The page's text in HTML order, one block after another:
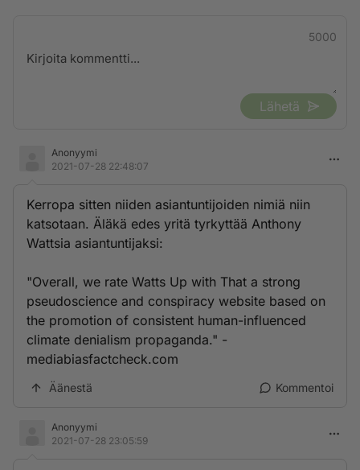
5000
Lähetä
Anonyymi
2021-07-28 22:48:07
Kerropa sitten niiden asiantuntijoiden nimiä niin
katsotaan. Äläkä edes yritä tyrkyttää Anthony
Wattsia asiantuntijaksi:
"Overall, we rate Watts Up with That a strong
pseudoscience and conspiracy website based on
the promotion of consistent human-influenced
climate denialism propaganda." -
mediabiasfactcheck.com
Äänestä Kommentoi
Anonyymi
2021-07-28 23:05:59